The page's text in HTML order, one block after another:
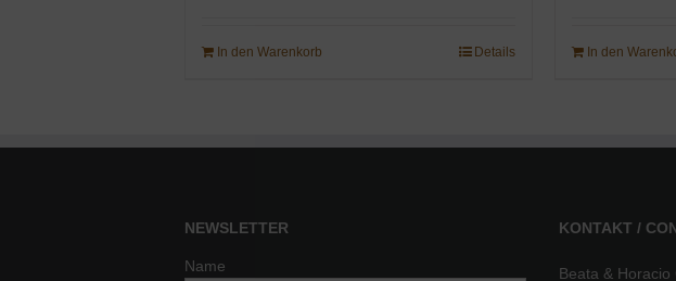
In den Warenkorb Details In den
NEWSLETTER
Name
KONTAKT /
Beata & Horacio